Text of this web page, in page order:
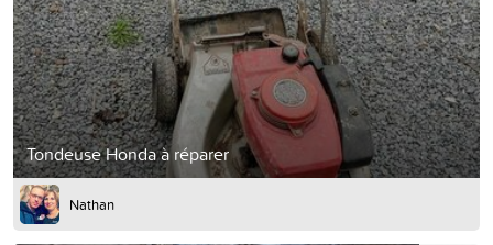
Tondeuse Honda à réparer
Nathan